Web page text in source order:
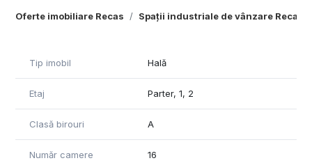
Oferte imobiliare Recas Spații industriale de vânzare Recas
tehnica ;
Etajul 1 -sala de mese, vestiare, dusuri , grup sanitar, arhiva
(2x50 mp) ;
Etajul 2 - office manager, sala sedinta, dispecerate ( 48+28
mp),birouri(20+30mp), chicineta, grup sanitar ;
Inchirierea intregului imobil este 10.000 euro+TVA
Inchirierea corpului administrativ 2.500 euro+TVA
Platforma betonata acces TIR -7.500 mp , post trafo energie
Tip imobil Hală
Etaj Parter, 1, 2
Clasă birouri A
Număr camere 16